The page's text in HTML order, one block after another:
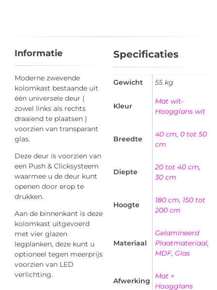
Informatie
Moderne zwevende
kolomkast bestaande uit
één universele deur (
zowel links als rechts
draaiend te plaatsen )
voorzien van transparant
glas.
Deze deur is voorzien van
een Push & Clicksysteem
waarmee u de deur kunt
openen door erop te
drukken.
Aan de binnenkant is deze
kolomkast uitgevoerd
met vier glazen
legplanken, deze kunt u
optioneel tegen meerprijs
voorzien van LED
verlichting.
Specificaties
Gewicht 55 kg
Kleur
Mat wit-
Hoogglans wit
Breedte
40 cm, 0 tot 50
cm
Diepte
20 tot 40 cm,
30 cm
Hoogte
180 cm, 150 tot
200 cm
Materiaal
Gelamineerd
Plaatmateriaal,
MDF, Glas
Afwerking
Mat +
Hoogglans